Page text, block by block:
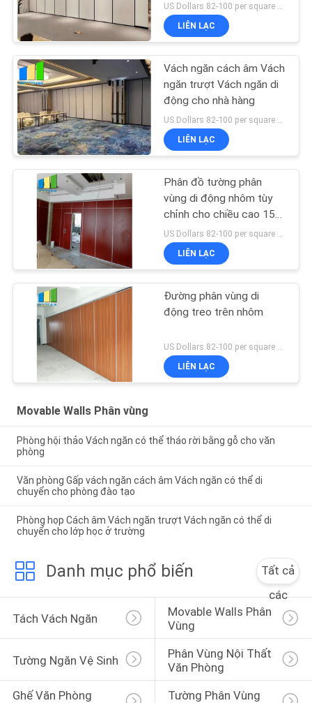
US Dollars 82-100 per square meter MOQ:Không có MOQ, số lượng nhỏ được chào đón
LIÊN LẠC
Vách ngăn cách âm Vách
ngăn trượt Vách ngăn di
động cho nhà hàng
LIÊN LẠC
Phân đồ tường phân
vùng di động nhôm tùy
chỉnh cho chiều cao 15
M Max 600-1200 mm
LIÊN LẠC
Đường phân vùng di
động treo trên nhôm
US Dollars 82-100 per square meter MOQ:No MOQ
LIÊN LẠC
Movable Walls Phân vùng
Phòng hội thảo Vách ngăn có thể tháo rời bằng gỗ cho văn
phòng
Văn phòng Gấp vách ngăn cách âm Vách ngăn có thể di
chuyển cho phòng đào tạo
Phòng họp Cách âm Vách ngăn trượt Vách ngăn có thể di
chuyển cho lớp học ở trường
Danh mục phổ biến
Tất cả
các
Tách Vách Ngăn
Movable Walls Phân
Vùng
Tường Ngăn Vệ Sinh
Phân Vùng Nội Thất
Văn Phòng
Ghế Văn Phòng
Tường Phân Vùng